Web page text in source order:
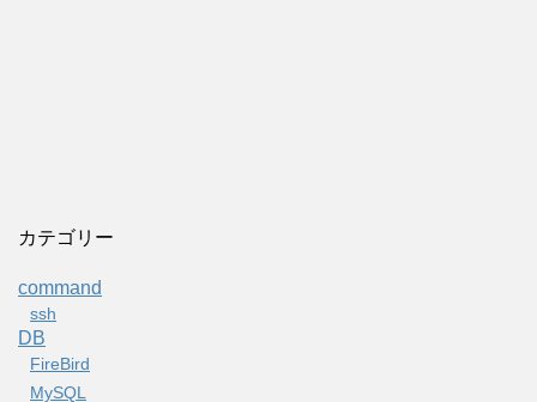
カテゴリー
command
ssh
DB
FireBird
MySQL